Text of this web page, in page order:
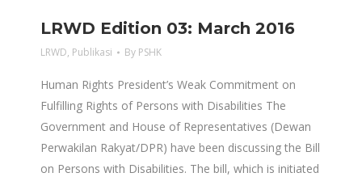
LRWD Edition 03: March 2016
LRWD, Publikasi By PSHK
Human Rights President’s Weak Commitment on
Fulfilling Rights of Persons with Disabilities The
Government and House of Representatives (Dewan
Perwakilan Rakyat/DPR) have been discussing the Bill
on Persons with Disabilities. The bill, which is initiated